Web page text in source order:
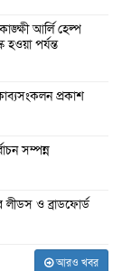
আর্লি হেল্প
হওয়া পর্যন্ত
প্রকাশ
সম্পন্ন
লীডস ও ব্রাডফোর্ড
আরও খবর